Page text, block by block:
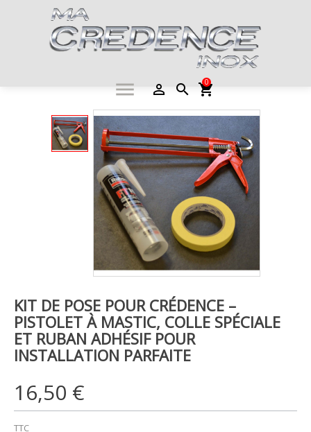
shopping_cart
0
search
person_outline
menu
KIT DE POSE POUR CRÉDENCE –
PISTOLET À MASTIC, COLLE SPÉCIALE
ET RUBAN ADHÉSIF POUR
INSTALLATION PARFAITE
16,50 €
TTC